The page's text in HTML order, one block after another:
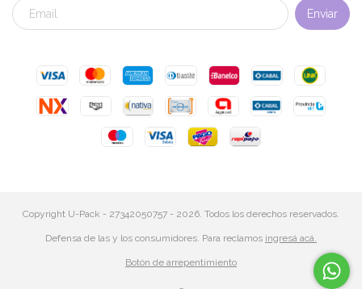
Copyright U-Pack - 27342050757 - 2026. Todos los derechos reservados.
Defensa de las y los consumidores. Para reclamos ingresá acá.
Botón de arrepentimiento